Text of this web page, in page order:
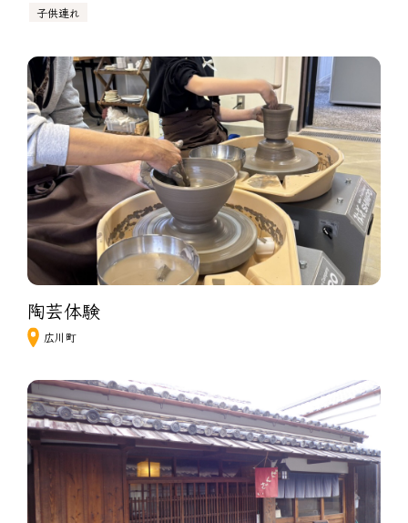
子供連れ
陶芸体験
広川町